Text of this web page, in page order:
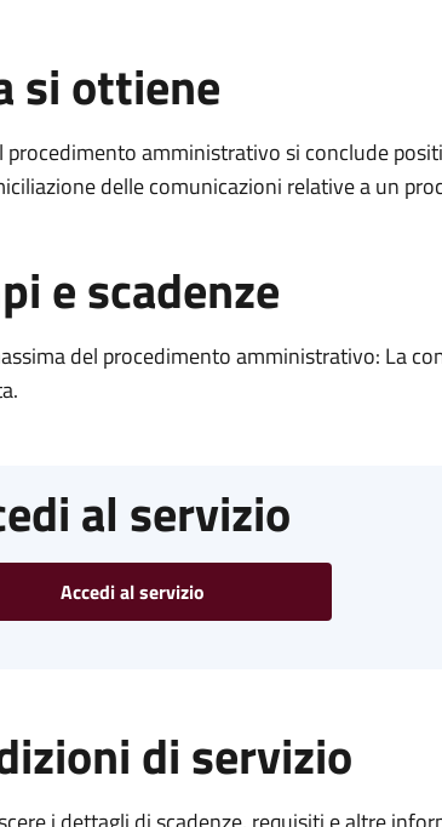
si ottiene
procedimento amministrativo si conclude
delle comunicazioni relative a un
e scadenze
del procedimento amministrativo: La
al servizio
Accedi al servizio
di servizio